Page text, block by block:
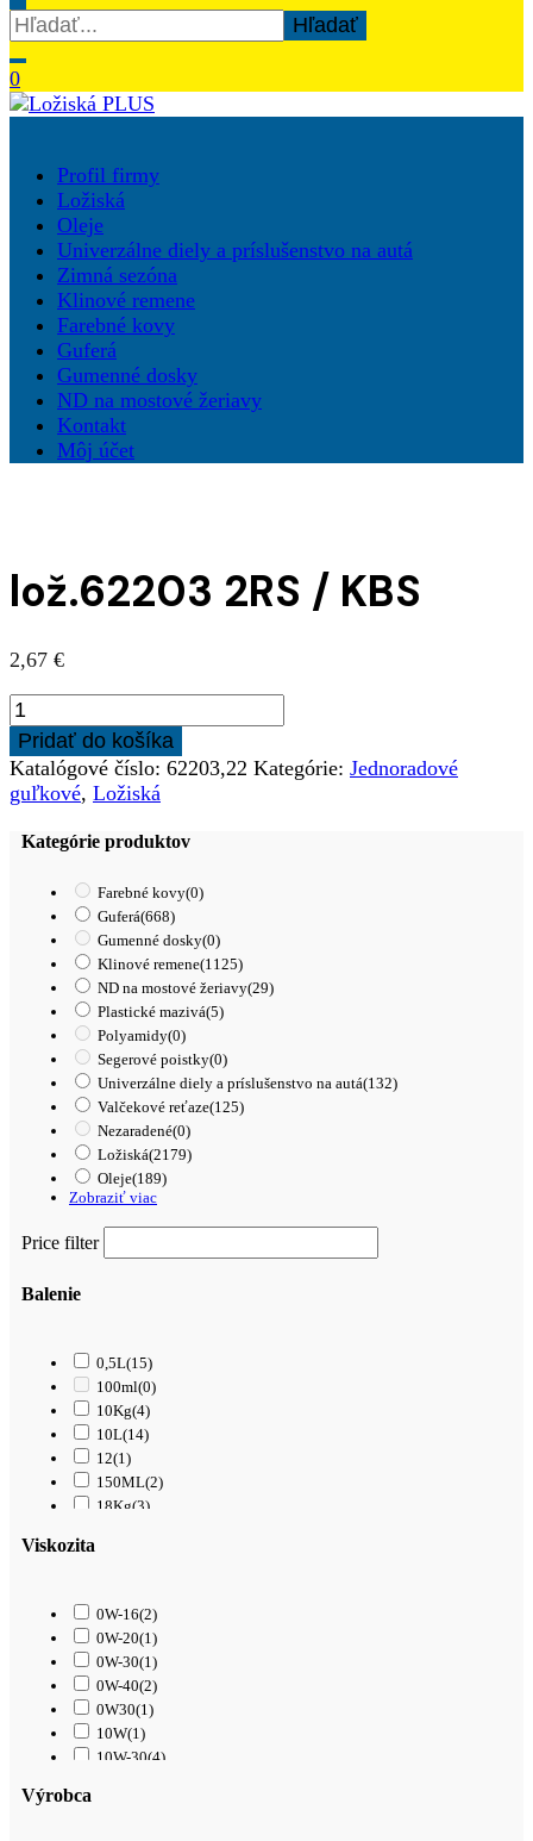
Hľadať:
0
Ložiská PLUS
Profil firmy
Ložiská
Oleje
Univerzálne diely a príslušenstvo na autá
Zimná sezóna
Klinové remene
Farebné kovy
Guferá
Gumenné dosky
ND na mostové žeriavy
Kontakt
Môj účet
lož.62203 2RS / KBS
2,67 €
množstvo
lož.62203
2RS
/
KBS
Pridať do košíka
Katalógové číslo: 62203,22 Kategórie: Jednoradové
guľkové, Ložiská
Kategórie produktov
Farebné kovy(0)
Guferá(668)
Gumenné dosky(0)
Klinové remene(1125)
ND na mostové žeriavy(29)
Plastické mazivá(5)
Polyamidy(0)
Segerové poistky(0)
Univerzálne diely a príslušenstvo na autá(132)
Valčekové reťaze(125)
Nezaradené(0)
Ložiská(2179)
Oleje(189)
Zobraziť viac
Price filter
Balenie
0,5L(15)
100ml(0)
10Kg(4)
10L(14)
12(1)
150ML(2)
18Kg(3)
20L (40)
250ML(1)
25Kg(5)
25L
(7)
2L (0)
3,4L (1)
Viskozita
0W-16(2)
0W-20(1)
0W-30(1)
0W-40(2)
0W30(1)
10W(1)
10W-30(4)
Výrobca